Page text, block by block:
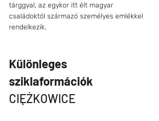
tárggyal, az egykor itt élt magyar
családoktól származó személyes emlékkel
rendelkezik.
Különleges
sziklaformációk
CIĘŻKOWICE